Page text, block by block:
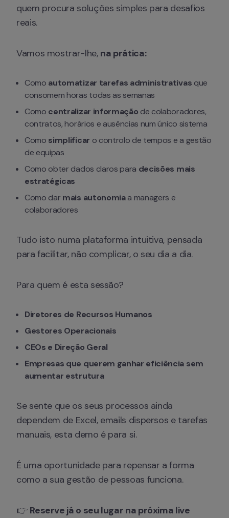
quem procura soluções simples para desafios
reais.
Vamos mostrar-lhe, na prática:
Como automatizar tarefas administrativas que
consomem horas todas as semanas
Como centralizar informação de colaboradores,
contratos, horários e ausências num único sistema
Como simplificar o controlo de tempos e a gestão
de equipas
Como obter dados claros para decisões mais
estratégicas
Como dar mais autonomia a managers e
colaboradores
Tudo isto numa plataforma intuitiva, pensada
Para quem é esta sessão?
Diretores de Recursos Humanos
Gestores Operacionais
CEOs e Direção Geral
Empresas que querem ganhar eficiência sem
aumentar estrutura
Se sente que os seus processos ainda
dependem de Excel, emails dispersos e tarefas
manuais, esta demo é para si.
É uma oportunidade para repensar a forma
como a sua gestão de pessoas funciona.
👉 Reserve já o seu lugar na próxima live